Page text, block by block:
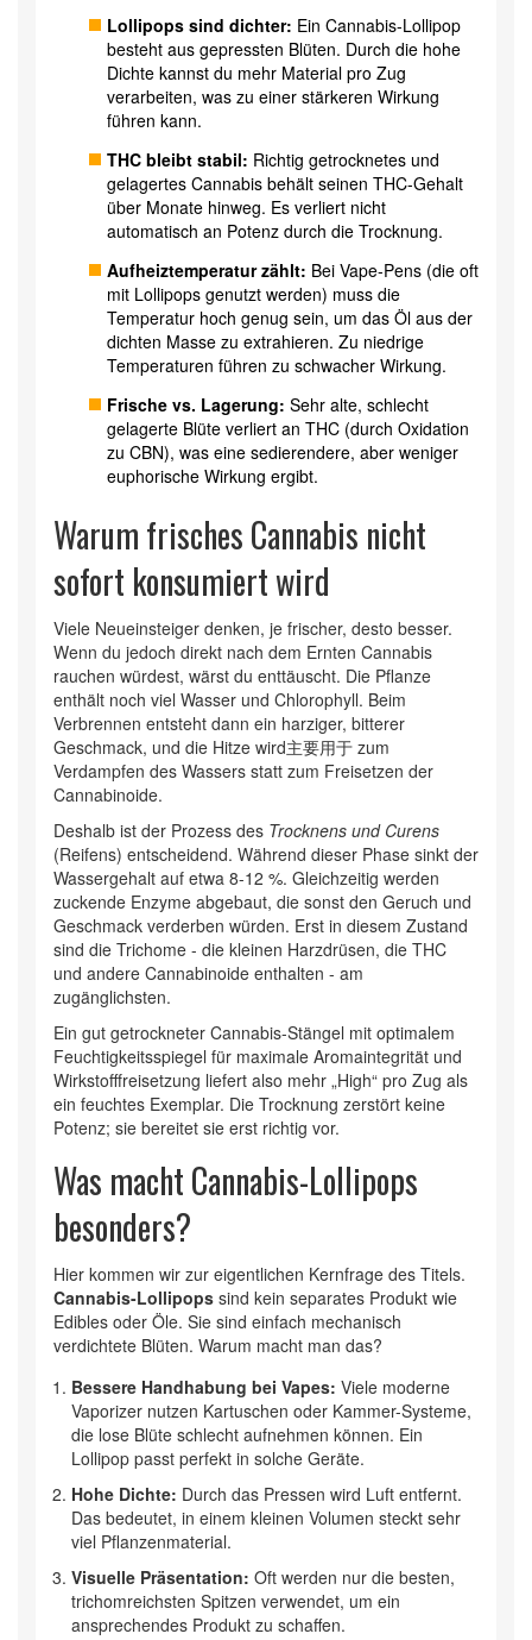
Lollipops sind dichter: Ein Cannabis-Lollipop
besteht aus gepressten Blüten. Durch die hohe
Dichte kannst du mehr Material pro Zug
verarbeiten, was zu einer stärkeren Wirkung
führen kann.
THC bleibt stabil: Richtig getrocknetes und
gelagertes Cannabis behält seinen THC-Gehalt
über Monate hinweg. Es verliert nicht
automatisch an Potenz durch die Trocknung.
Aufheiztemperatur zählt: Bei Vape-Pens (die oft
mit Lollipops genutzt werden) muss die
Temperatur hoch genug sein, um das Öl aus der
dichten Masse zu extrahieren. Zu niedrige
Temperaturen führen zu schwacher Wirkung.
Frische vs. Lagerung: Sehr alte, schlecht
gelagerte Blüte verliert an THC (durch Oxidation
zu CBN), was eine sedierendere, aber weniger
euphorische Wirkung ergibt.
Warum frisches Cannabis nicht
sofort konsumiert wird
Viele Neueinsteiger denken, je frischer, desto besser.
Wenn du jedoch direkt nach dem Ernten Cannabis
rauchen würdest, wärst du enttäuscht. Die Pflanze
enthält noch viel Wasser und Chlorophyll. Beim
Verbrennen entsteht dann ein harziger, bitterer
Geschmack, und die Hitze wird主要用于 zum
Verdampfen des Wassers statt zum Freisetzen der
Cannabinoide.
Deshalb ist der Prozess des Trocknens und Curens
(Reifens) entscheidend. Während dieser Phase sinkt der
Wassergehalt auf etwa 8-12 %. Gleichzeitig werden
zuckende Enzyme abgebaut, die sonst den Geruch und
Geschmack verderben würden. Erst in diesem Zustand
sind die Trichome - die kleinen Harzdrüsen, die THC
und andere Cannabinoide enthalten - am
zugänglichsten.
Ein gut getrockneter Cannabis-Stängel mit optimalem
Feuchtigkeitsspiegel für maximale Aromaintegrität und
Wirkstofffreisetzung liefert also mehr „High“ pro Zug als
ein feuchtes Exemplar. Die Trocknung zerstört keine
Potenz; sie bereitet sie erst richtig vor.
Was macht Cannabis-Lollipops
besonders?
Hier kommen wir zur eigentlichen Kernfrage des Titels.
Cannabis-Lollipops sind kein separates Produkt wie
Edibles oder Öle. Sie sind einfach mechanisch
verdichtete Blüten. Warum macht man das?
Bessere Handhabung bei Vapes: Viele moderne
Vaporizer nutzen Kartuschen oder Kammer-Systeme,
die lose Blüte schlecht aufnehmen können. Ein
Lollipop passt perfekt in solche Geräte.
Hohe Dichte: Durch das Pressen wird Luft entfernt.
Das bedeutet, in einem kleinen Volumen steckt sehr
viel Pflanzenmaterial.
Visuelle Präsentation: Oft werden nur die besten,
trichomreichsten Spitzen verwendet, um ein
ansprechendes Produkt zu schaffen.